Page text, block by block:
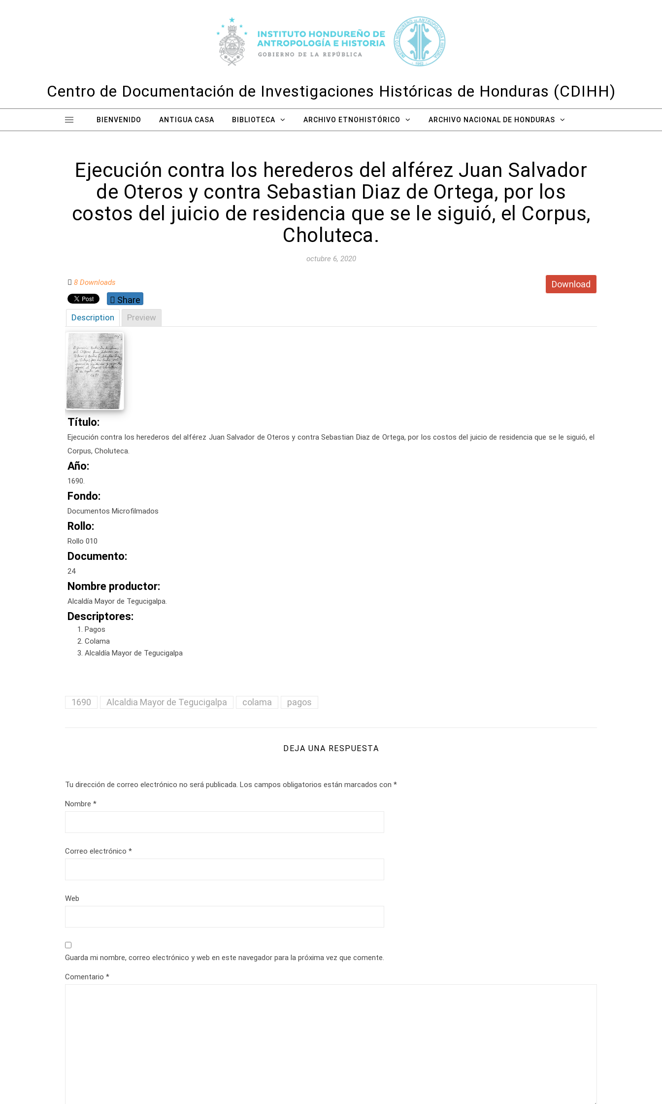
Centro de Documentación de Investigaciones Históricas de Honduras (CDIHH)
BIENVENIDO ANTIGUA CASA BIBLIOTECA ARCHIVO ETNOHISTÓRICO ARCHIVO NACIONAL DE HONDURAS
Ejecución contra los herederos del alférez Juan Salvador
de Oteros y contra Sebastian Diaz de Ortega, por los
costos del juicio de residencia que se le siguió, el Corpus,
Choluteca.
octubre 6, 2020
Download
8 Downloads
Share
Description Preview
Título:
Ejecución contra los herederos del alférez Juan Salvador de Oteros y contra Sebastian Diaz de Ortega, por los costos del juicio de residencia que se le siguió, el
Corpus, Choluteca.
Año:
1690.
Fondo:
Documentos Microfilmados
Rollo:
Rollo 010
Documento:
24
Nombre productor:
Alcaldía Mayor de Tegucigalpa.
Descriptores:
Pagos
Colama
Alcaldía Mayor de Tegucigalpa
1690 Alcaldia Mayor de Tegucigalpa colama pagos
DEJA UNA RESPUESTA
Tu dirección de correo electrónico no será publicada. Los campos obligatorios están marcados con *
Nombre *
Correo electrónico *
Web
Guarda mi nombre, correo electrónico y web en este navegador para la próxima vez que comente.
Comentario *